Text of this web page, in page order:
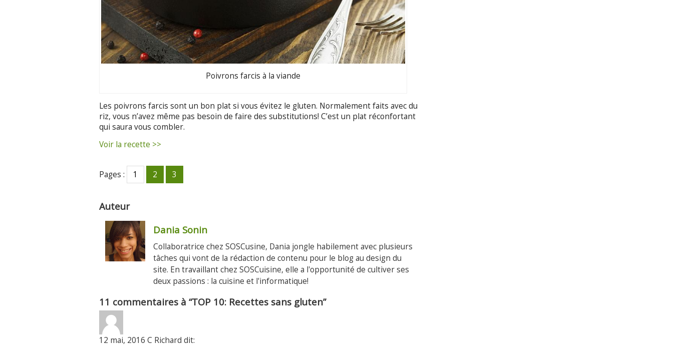
Poivrons farcis à la viande
Les poivrons farcis sont un bon plat si vous évitez le gluten. Normalement faits avec du
riz, vous n’avez même pas besoin de faire des substitutions! C’est un plat réconfortant
qui saura vous combler.
Voir la recette >>
Pages : 1 2 3
Auteur
Dania Sonin
Collaboratrice chez SOSCusine, Dania jongle habilement avec plusieurs
tâches qui vont de la rédaction de contenu pour le blog au design du
site. En travaillant chez SOSCuisine, elle a l'opportunité de cultiver ses
deux passions : la cuisine et l'informatique!
11 commentaires à “TOP 10: Recettes sans gluten”
12 mai, 2016 C Richard dit: